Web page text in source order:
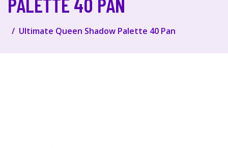
Ultimate Queen Shadow Palette 40 Pan